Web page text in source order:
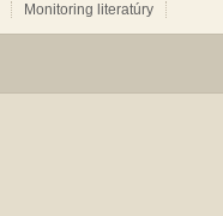
Monitoring literatúry